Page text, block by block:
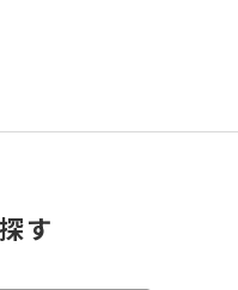
す